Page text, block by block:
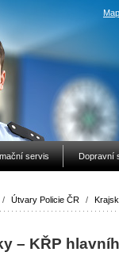
servis Dopravní
/ Útvary Policie ČR /
– KŘP